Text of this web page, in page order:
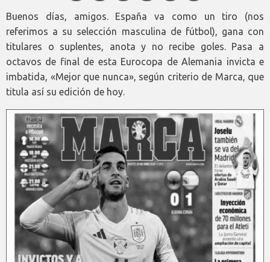
Buenos días, amigos. España va como un tiro (nos
referimos a su selección masculina de fútbol), gana con
titulares o suplentes, anota y no recibe goles. Pasa a
octavos de final de esta Eurocopa de Alemania invicta e
imbatida, «Mejor que nunca», según criterio de Marca, que
titula así su edición de hoy.